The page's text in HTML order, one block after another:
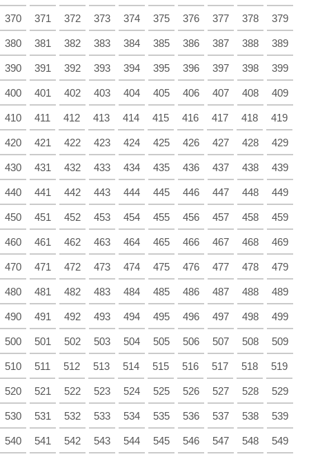
370 371 372 373 374 375 376 377 378 379
380 381 382 383 384 385 386 387 388 389
390 391 392 393 394 395 396 397 398 399
400 401 402 403 404 405 406 407 408 409
410 411 412 413 414 415 416 417 418 419
420 421 422 423 424 425 426 427 428 429
430 431 432 433 434 435 436 437 438 439
440 441 442 443 444 445 446 447 448 449
450 451 452 453 454 455 456 457 458 459
460 461 462 463 464 465 466 467 468 469
470 471 472 473 474 475 476 477 478 479
480 481 482 483 484 485 486 487 488 489
490 491 492 493 494 495 496 497 498 499
500 501 502 503 504 505 506 507 508 509
510 511 512 513 514 515 516 517 518 519
520 521 522 523 524 525 526 527 528 529
530 531 532 533 534 535 536 537 538 539
540 541 542 543 544 545 546 547 548 549